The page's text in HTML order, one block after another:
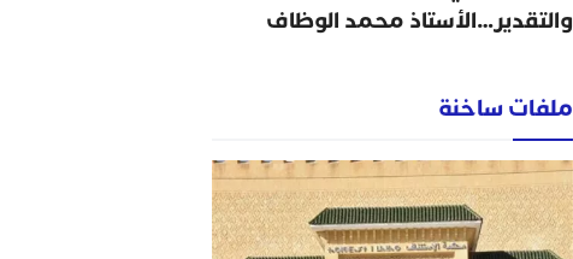
والتقدير…الأستاذ محمد الوظاف
ملفات ساخنة